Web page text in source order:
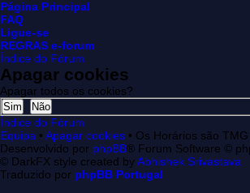
Página Principal
FAQ
Ligue-se
REGRAS e-forum
Índice do Fórum
Apagar cookies
Apagar todos os cookies?
Índice do Fórum
Equipa • Apagar cookies • Os Horários são
Desenvolvido por phpBB® Forum Software ©
© DarkFX style created byAbhishek Srivastava
Traduzido por phpBB Portugal